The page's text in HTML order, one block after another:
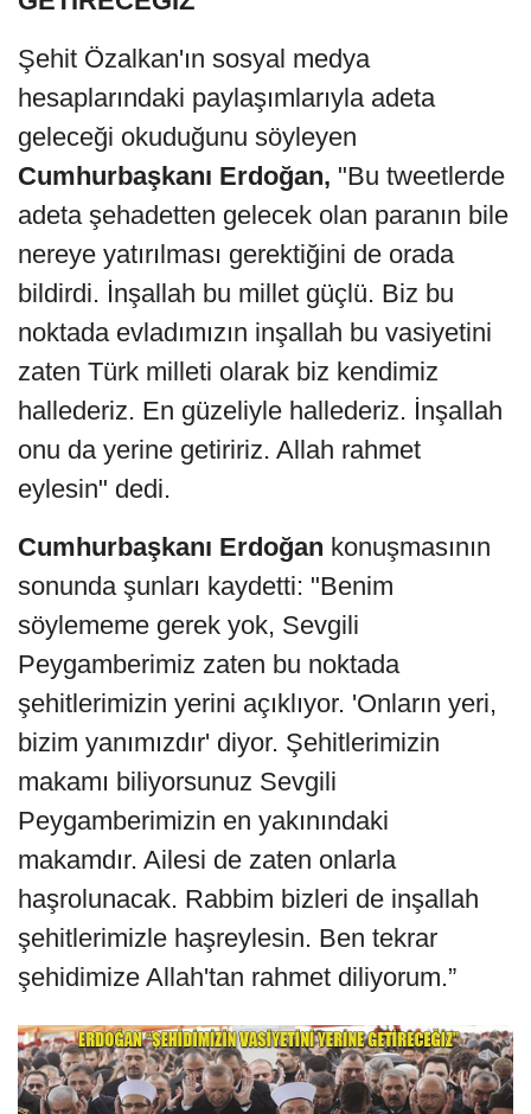
Şehit Özalkan'ın sosyal medya
hesaplarındaki paylaşımlarıyla adeta
geleceği okuduğunu söyleyen
Cumhurbaşkanı Erdoğan, "Bu tweetlerde
adeta şehadetten gelecek olan paranın bile
nereye yatırılması gerektiğini de orada
bildirdi. İnşallah bu millet güçlü. Biz bu
noktada evladımızın inşallah bu vasiyetini
zaten Türk milleti olarak biz kendimiz
hallederiz. En güzeliyle hallederiz. İnşallah
onu da yerine getiririz. Allah rahmet
eylesin" dedi.
Cumhurbaşkanı Erdoğan konuşmasının
sonunda şunları kaydetti: "Benim
söylememe gerek yok, Sevgili
Peygamberimiz zaten bu noktada
şehitlerimizin yerini açıklıyor. 'Onların yeri,
bizim yanımızdır' diyor. Şehitlerimizin
makamı biliyorsunuz Sevgili
Peygamberimizin en yakınındaki
makamdır. Ailesi de zaten onlarla
haşrolunacak. Rabbim bizleri de inşallah
şehitlerimizle haşreylesin. Ben tekrar
şehidimize Allah'tan rahmet diliyorum.”